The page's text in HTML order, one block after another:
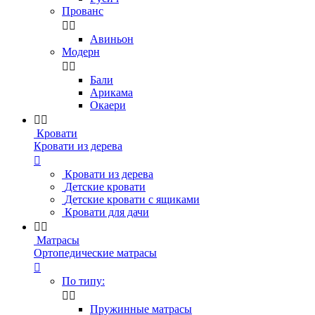
Прованс
 
Авиньон
Модерн
 
Бали
Арикама
Окаери
 
Кровати
Кровати из дерева

Кровати из дерева
Детские кровати
Детские кровати с ящиками
Кровати для дачи
 
Матрасы
Ортопедические матрасы

По типу:
 
Пружинные матрасы